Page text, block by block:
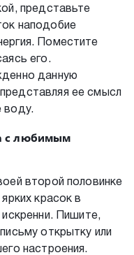
представьте
наподобие
Поместите
его.
данную
ее смысл
воду.
с любимым
второй половинке
красок в
Пишите,
открытку или
настроения.